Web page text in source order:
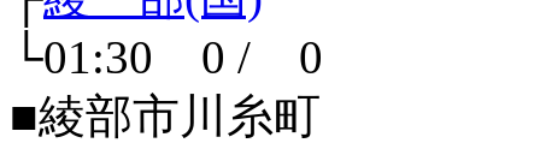
└01:30 0 / 0
■綾部市川糸町